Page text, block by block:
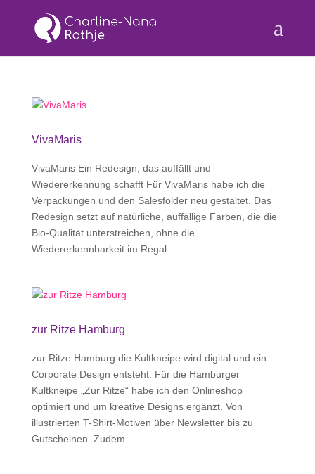
VivaMaris
VivaMaris Ein Redesign, das auffällt und
Wiedererkennung schafft Für VivaMaris habe ich die
Verpackungen und den Salesfolder neu gestaltet. Das
Redesign setzt auf natürliche, auffällige Farben, die die
Bio-Qualität unterstreichen, ohne die
Wiedererkennbarkeit im Regal...
zur Ritze Hamburg
zur Ritze Hamburg die Kultkneipe wird digital und ein
Corporate Design entsteht. Für die Hamburger
Kultkneipe „Zur Ritze“ habe ich den Onlineshop
optimiert und um kreative Designs ergänzt. Von
illustrierten T-Shirt-Motiven über Newsletter bis zu
Gutscheinen. Zudem...